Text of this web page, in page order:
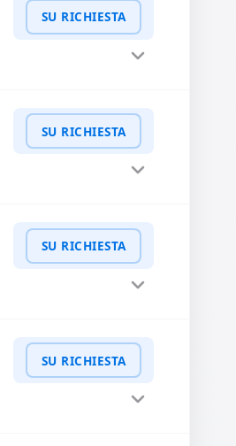
SU RICHIESTA
WhatsApp
SU RICHIESTA
WhatsApp
SU RICHIESTA
WhatsApp
SU RICHIESTA